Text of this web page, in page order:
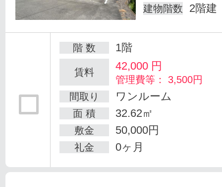
建物階数 2階建
階 数 1階
賃料 42,000 円
管理費等： 3,500円
間取り
ワンルーム
面 積 32.62㎡
敷金 50,000円
礼金 0ヶ月